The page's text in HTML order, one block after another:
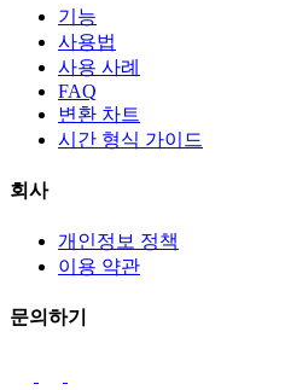
기능
사용법
사용 사례
FAQ
변환 차트
시간 형식 가이드
회사
개인정보 정책
이용 약관
문의하기